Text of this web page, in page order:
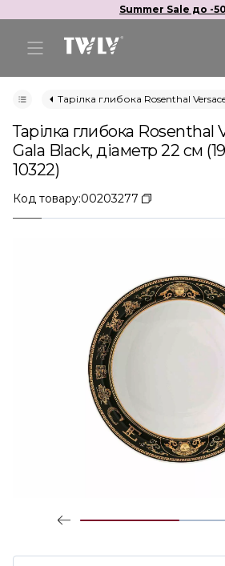
Summer Sale до -
Тарілка глибока Rosenthal Versace Virtus Gala Black,
Тарілка глибока Rosenthal
Gala Black, діаметр 22 см
10322)
Код товару:00203277